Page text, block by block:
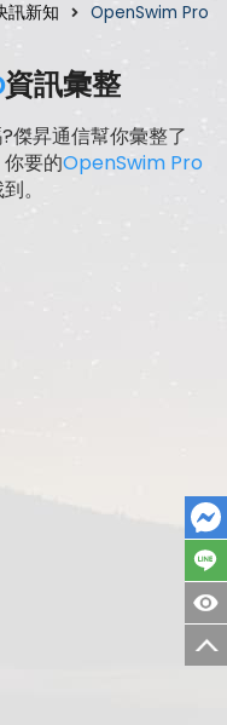
訊新知 OpenSwim Pro
資訊彙整
傑昇通信幫你彙整了
要的OpenSwim Pro
。